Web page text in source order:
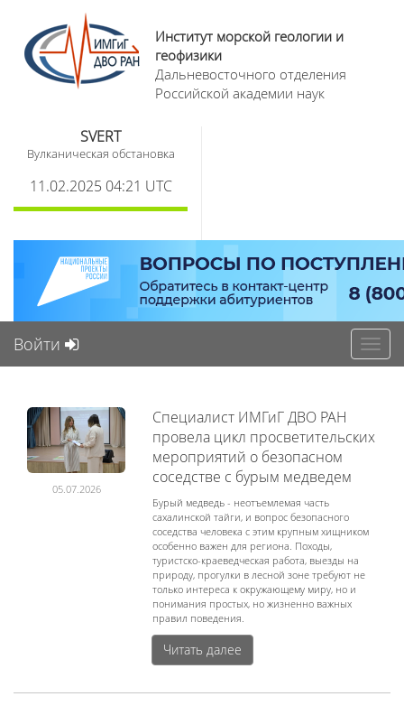
Институт морской геологии и
геофизики
Дальневосточного отделения
Российской академии наук
SVERT
Вулканическая обстановка
11.02.2025 04:21 UTC
Войти
05.07.2026
Специалист ИМГиГ ДВО РАН
провела цикл просветительских
мероприятий о безопасном
соседстве с бурым медведем
Бурый медведь - неотъемлемая часть
сахалинской тайги, и вопрос безопасного
соседства человека с этим крупным хищником
особенно важен для региона. Походы,
туристско-краеведческая работа, выезды на
природу, прогулки в лесной зоне требуют не
только интереса к окружающему миру, но и
понимания простых, но жизненно важных
правил поведения.
Читать далее